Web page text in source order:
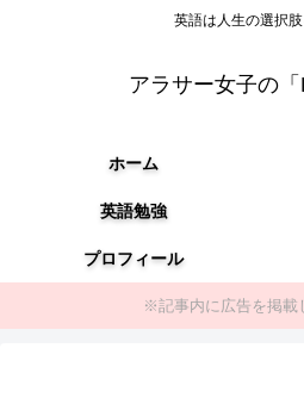
英語は人生の選択
アラサー女子の「
ホーム
英語勉強
プロフィール
※記事内に広告を掲載